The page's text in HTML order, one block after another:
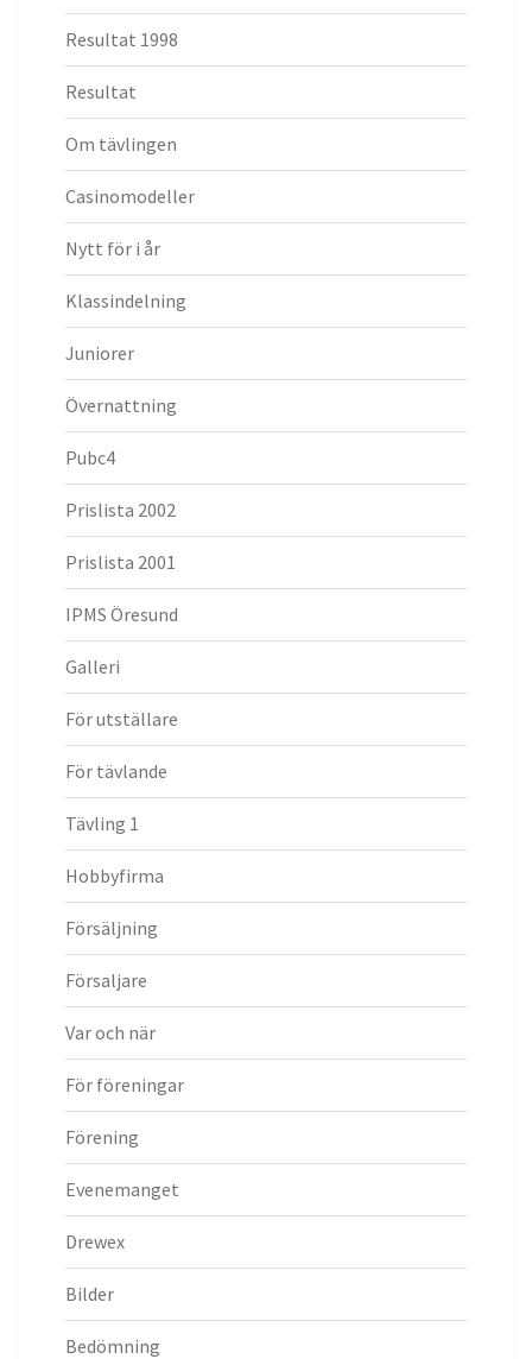
Resultat 1998
Resultat
Om tävlingen
Casinomodeller
Nytt för i år
Klassindelning
Juniorer
Övernattning
Pubc4
Prislista 2002
Prislista 2001
IPMS Öresund
Galleri
För utställare
För tävlande
Tävling 1
Hobbyfirma
Försäljning
Försaljare
Var och när
För föreningar
Förening
Evenemanget
Drewex
Bilder
Bedömning